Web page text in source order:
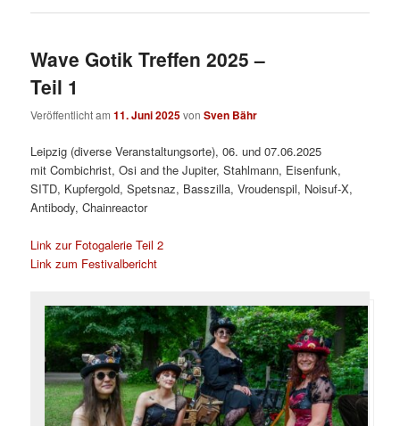
Wave Gotik Treffen 2025 –
Teil 1
Veröffentlicht am11. Juni 2025vonSven Bähr
Leipzig (diverse Veranstaltungsorte), 06. und 07.06.2025
mit Combichrist, Osi and the Jupiter, Stahlmann, Eisenfunk,
SITD, Kupfergold, Spetsnaz, Basszilla, Vroudenspil, Noisuf-X,
Antibody, Chainreactor
Link zur Fotogalerie Teil 2
Link zum Festivalbericht